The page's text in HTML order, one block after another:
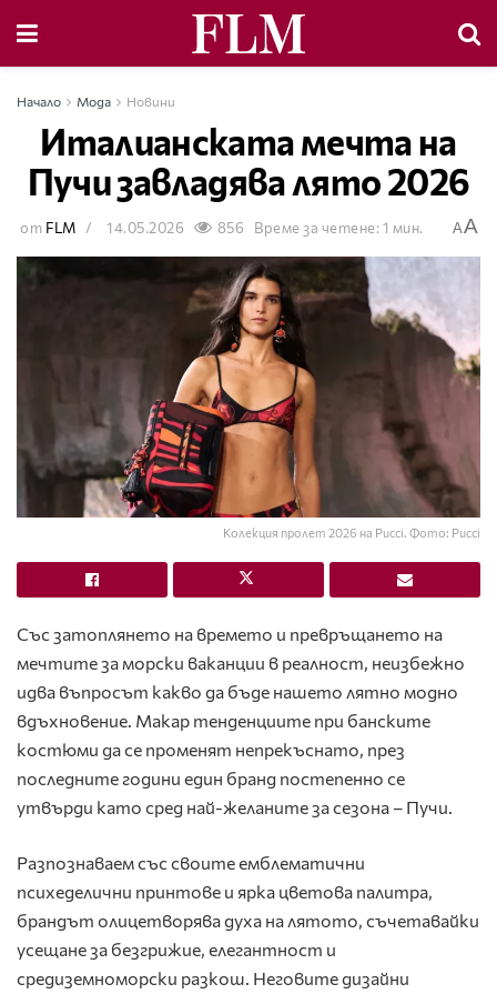
Начало Мода Новини
Италианската мечта на
Пучи завладява лято 2026
от FLM 14.05.2026 856 Време за четене: 1 мин. AA
Колекция пролет 2026 на Pucci. Фото: Pucci
Със затоплянето на времето и превръщането на
мечтите за морски ваканции в реалност, неизбежно
идва въпросът какво да бъде нашето лятно модно
вдъхновение. Макар тенденциите при банските
костюми да се променят непрекъснато, през
последните години един бранд постепенно се
утвърди като сред най-желаните за сезона – Пучи.
Разпознаваем със своите емблематични
психеделични принтове и ярка цветова палитра,
брандът олицетворява духа на лятото, съчетавайки
усещане за безгрижие, елегантност и
средиземноморски разкош. Неговите дизайни